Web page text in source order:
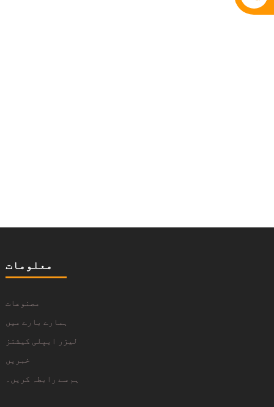
معلومات
مصنوعات
ہمارے بارے میں
لیزر ایپلی کیشنز
خبریں
ہم سے رابطہ کریں۔